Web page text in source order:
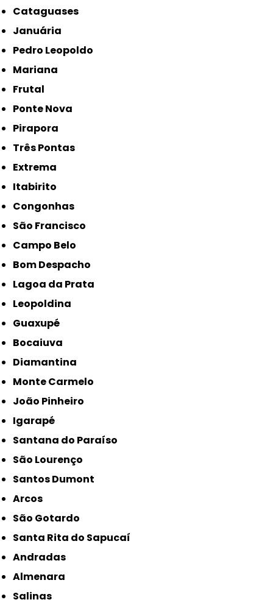
Cataguases
Januária
Pedro Leopoldo
Mariana
Frutal
Ponte Nova
Pirapora
Três Pontas
Extrema
Itabirito
Congonhas
São Francisco
Campo Belo
Bom Despacho
Lagoa da Prata
Leopoldina
Guaxupé
Bocaiuva
Diamantina
Monte Carmelo
João Pinheiro
Igarapé
Santana do Paraíso
São Lourenço
Santos Dumont
Arcos
São Gotardo
Santa Rita do Sapucaí
Andradas
Almenara
Salinas